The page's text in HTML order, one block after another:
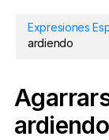
Expresiones
ardiendo
ardiendo